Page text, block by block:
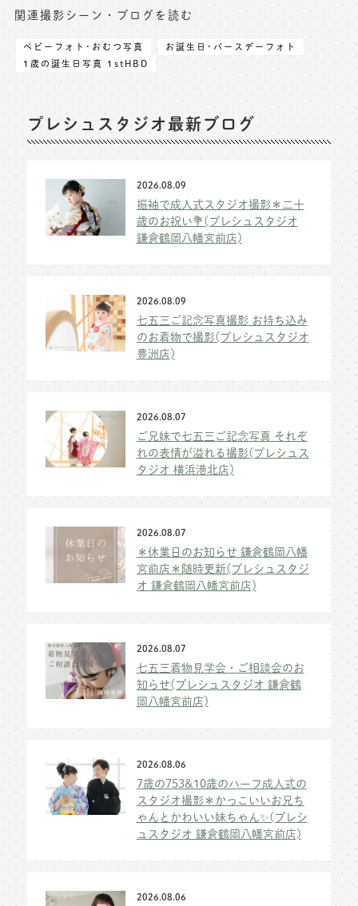
関連撮影シーン・ブログを読む
ベビーフォト･おむつ写真
お誕生日･バースデーフォト
1歳の誕生日写真 1stHBD
プレシュスタジオ最新ブログ
2026.08.09
振袖で成人式スタジオ撮影＊二十
歳のお祝い💐(プレシュスタジオ
鎌倉鶴岡八幡宮前店)
2026.08.09
七五三ご記念写真撮影 お持ち込み
のお着物で撮影(プレシュスタジオ
豊洲店)
2026.08.07
ご兄妹で七五三ご記念写真 それぞ
れの表情が溢れる撮影(プレシュス
タジオ 横浜港北店)
2026.08.07
＊休業日のお知らせ 鎌倉鶴岡八幡
宮前店＊随時更新(プレシュスタジ
オ 鎌倉鶴岡八幡宮前店)
2026.08.07
七五三着物見学会・ご相談会のお
知らせ(プレシュスタジオ 鎌倉鶴
岡八幡宮前店)
2026.08.06
7歳の753&10歳のハーフ成人式の
スタジオ撮影＊かっこいいお兄ち
ゃんとかわいい妹ちゃん✨(プレシ
ュスタジオ 鎌倉鶴岡八幡宮前店)
2026.08.06